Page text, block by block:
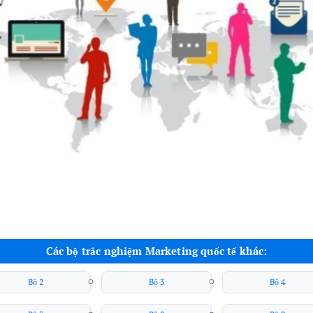
Các bộ trắc nghiệm Marketing quốc tế khác:
Bộ 2 Bộ 3 Bộ 4